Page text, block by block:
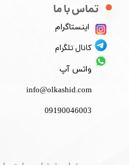
تماس با ما ​​​​​​​
اینستاگرام
کانال تلگرام
واتس آپ
info@olkashid.com
09190046003